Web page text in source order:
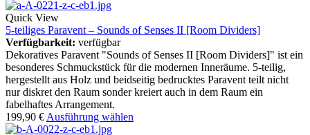
Quick View
5-teiliges Paravent – Sounds of Senses II [Room Dividers]
Verfügbarkeit: verfügbar
Dekoratives Paravent "Sounds of Senses II [Room Dividers]" ist ein
besonderes Schmuckstück für die modernen Inneräume. 5-teilig,
hergestellt aus Holz und beidseitig bedrucktes Paravent teilt nicht
nur diskret den Raum sonder kreiert auch in dem Raum ein
fabelhaftes Arrangement.
199,90 € Ausführung wählen